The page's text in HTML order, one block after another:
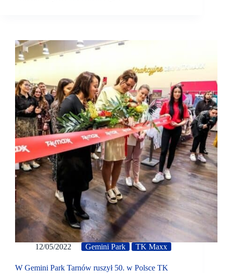
12/05/2022 Gemini Park TK Maxx
W Gemini Park Tarnów ruszył 50. w Polsce TK